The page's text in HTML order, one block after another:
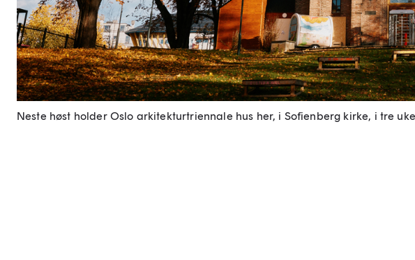
Neste høst holder Oslo arkitekturtriennale hus her, i Sofienberg kirke, i tre